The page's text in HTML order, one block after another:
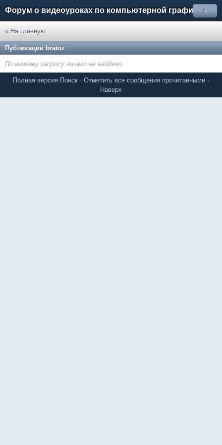
Форум о видеоуроках по компьютерной графике »
« На главную
Публикации bratoz
По вашему запросу ничего не найдено.
Полная версия Поиск · Отметить все сообщения прочитанными ·
Наверх